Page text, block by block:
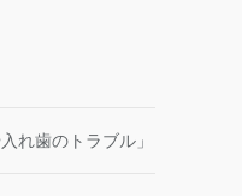
れ歯のトラブル」